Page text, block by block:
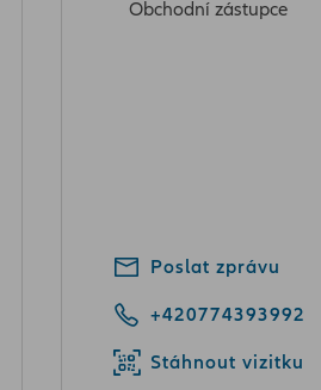
Obchodní zástupce
Poslat zprávu
+420774393992
Stáhnout vizitku